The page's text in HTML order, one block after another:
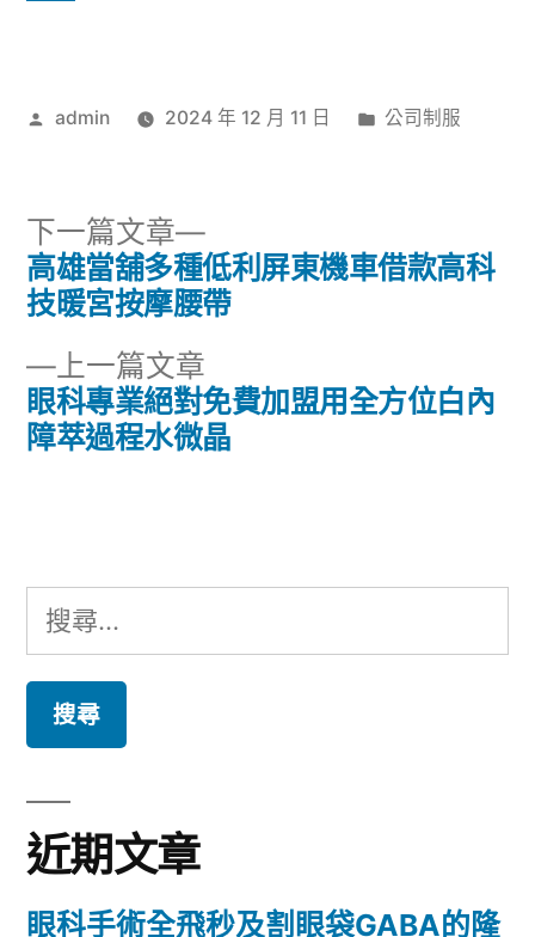
作
admin 2024 年 12 月 11 日
分
公司制服
文
導
覽
上一篇文章
一
篇
眼科專業絕對免費加盟用全方位白內
障萃過程水微晶
下一篇文章
下
一
篇
高雄當舖多種低利屏東機車借款高科
技暖宮按摩腰帶
搜
尋
鍵
字:
近期文章
眼科手術全飛秒及割眼袋GABA的隆